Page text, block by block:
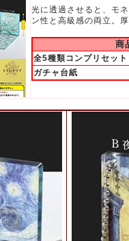
光に透過させると、モ
ン性と高級感の両立。
商
全5種類コンプリセット
ガチャ台紙